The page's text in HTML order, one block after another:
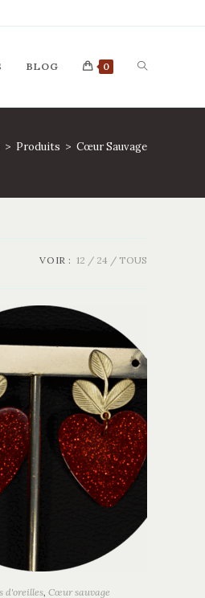
BLOG 0 TOGGLE
WEBSITE
> Produits > Cœur Sauvage
VOIR : 12 24 TOUS
d'oreilles,Cœur sauvage